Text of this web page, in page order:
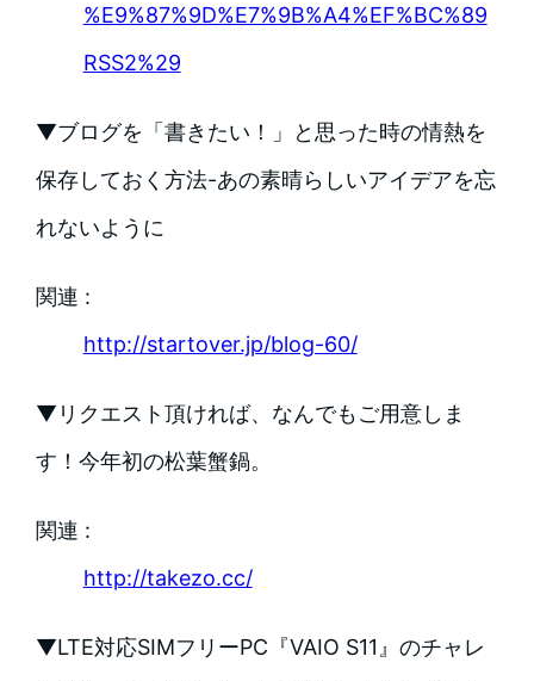
%E9%87%9D%E7%9B%A4%EF%BC%89
RSS2%29
▼ブログを「書きたい！」と思った時の情熱を
保存しておく方法-あの素晴らしいアイデアを忘
れないように
関連 :
http://startover.jp/blog-60/
▼リクエスト頂ければ、なんでもご用意しま
す！今年初の松葉蟹鍋。
関連 :
http://takezo.cc/
▼LTE対応SIMフリーPC『VAIO S11』のチャレ